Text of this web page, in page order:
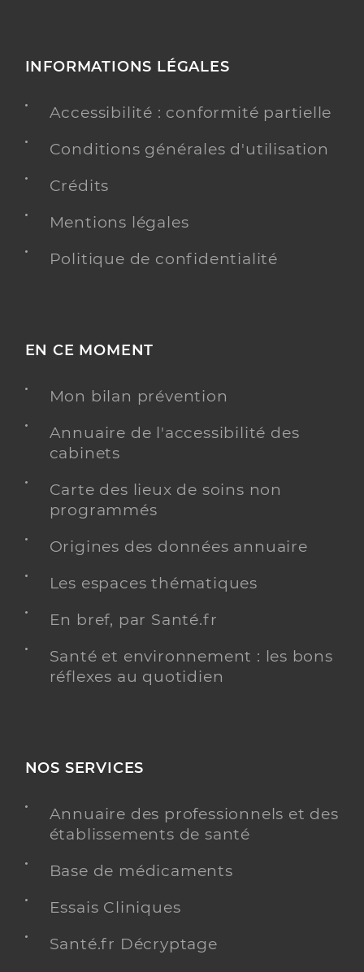
INFORMATIONS LÉGALES
Accessibilité : conformité partielle
Conditions générales d'utilisation
Crédits
Mentions légales
Politique de confidentialité
EN CE MOMENT
Mon bilan prévention
Annuaire de l'accessibilité des
cabinets
Carte des lieux de soins non
programmés
Origines des données annuaire
Les espaces thématiques
En bref, par Santé.fr
Santé et environnement : les bons
réflexes au quotidien
NOS SERVICES
Annuaire des professionnels et des
établissements de santé
Base de médicaments
Essais Cliniques
Santé.fr Décryptage